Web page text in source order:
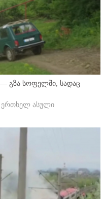
გზა სოფელში, სადაც
ერთხელ ასული